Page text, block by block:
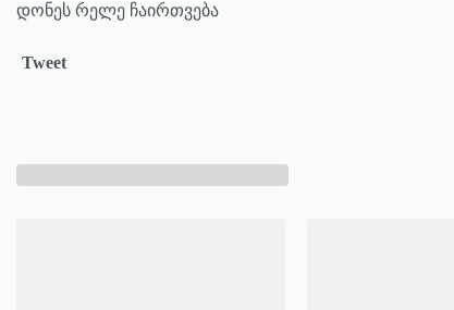
დონეს რელე ჩაირთვება
Tweet